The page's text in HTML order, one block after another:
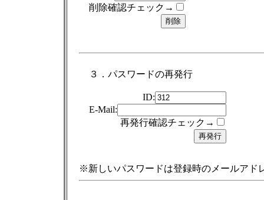
削除確認チェック→
３．パスワードの再発行
ID:
E-Mail:
再発行確認チェック→
※新しいパスワードは登録時のメールアド